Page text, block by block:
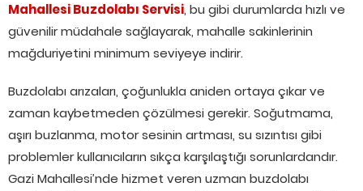
Mahallesi Buzdolabı Servisi, bu gibi durumlarda hızlı ve
güvenilir müdahale sağlayarak, mahalle sakinlerinin
mağduriyetini minimum seviyeye indirir.
Buzdolabı arızaları, çoğunlukla aniden ortaya çıkar ve
zaman kaybetmeden çözülmesi gerekir. Soğutmama,
aşırı buzlanma, motor sesinin artması, su sızıntısı gibi
problemler kullanıcıların sıkça karşılaştığı sorunlardandır.
Gazi Mahallesi’nde hizmet veren uzman buzdolabı